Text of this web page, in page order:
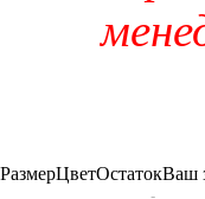
РазмерЦветОстатокВаш